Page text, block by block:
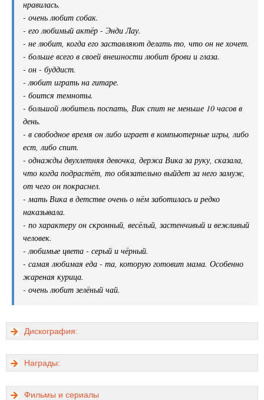
нравилась.
- очень любит собак.
- его любимый актёр - Энди Лау.
- не любит, когда его заставляют делать то, что он не хочет.
- больше всего в своей внешности любит брови и глаза.
- он - буддист.
- любит играть на гитаре.
- боится темноты.
- большой любитель поспать, Вик спит не меньше 10 часов в
день.
- в свободное время он либо играет в компьютерные игры, либо
ест, либо спит.
- однажды двухлетняя девочка, держа Вика за руку, сказала,
что когда подрастёт, то обязательно выйдет за него замуж,
от чего он покраснел.
- мать Вика в детстве очень о нём заботилась и редко
наказывала.
- по характеру он скромный, весёлый, застенчивый и вежливый
человек.
- любимые цвета - серый и чёрный.
- самая любимая еда - та, которую готовит мама. Особенно
жареная курица.
- очень любит зелёный чай.
Дискография:
Награды:
Фильмы и сериалы